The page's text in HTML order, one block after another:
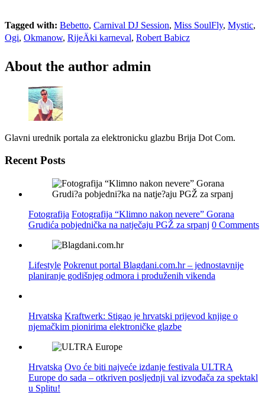
Tagged with: Bebetto, Carnival DJ Session, Miss SoulFly, Mystic,
Ogi, Okmanow, RijeÄki karneval, Robert Babicz
About the author admin
Glavni urednik portala za elektronicku glazbu Brija Dot Com.
Recent Posts
Fotografija Fotografija “Klimno nakon nevere” Gorana
Grudića pobjednička na natječaju PGŽ za srpanj 0 Comments
Lifestyle Pokrenut portal Blagdani.com.hr – jednostavnije
planiranje godišnjeg odmora i produženih vikenda
Hrvatska Kraftwerk: Stigao je hrvatski prijevod knjige o
njemačkim pionirima elektroničke glazbe
Hrvatska Ovo će biti najveće izdanje festivala ULTRA
Europe do sada – otkriven posljednji val izvođača za spektakl
u Splitu!